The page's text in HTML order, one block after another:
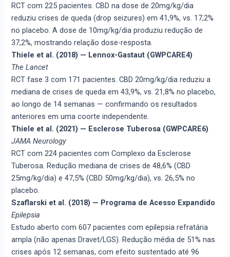
RCT com 225 pacientes. CBD na dose de 20mg/kg/dia
reduziu crises de queda (drop seizures) em 41,9%, vs. 17,2%
no placebo. A dose de 10mg/kg/dia produziu redução de
37,2%, mostrando relação dose-resposta.
Thiele et al. (2018) — Lennox-Gastaut (GWPCARE4)
The Lancet
RCT fase 3 com 171 pacientes. CBD 20mg/kg/dia reduziu a
mediana de crises de queda em 43,9%, vs. 21,8% no placebo,
ao longo de 14 semanas — confirmando os resultados
anteriores em uma coorte independente.
Thiele et al. (2021) — Esclerose Tuberosa (GWPCARE6)
JAMA Neurology
RCT com 224 pacientes com Complexo da Esclerose
Tuberosa. Redução mediana de crises de 48,6% (CBD
25mg/kg/dia) e 47,5% (CBD 50mg/kg/dia), vs. 26,5% no
placebo.
Szaflarski et al. (2018) — Programa de Acesso Expandido
Epilepsia
Estudo aberto com 607 pacientes com epilepsia refratária
ampla (não apenas Dravet/LGS). Redução média de 51% nas
crises após 12 semanas, com efeito sustentado até 96